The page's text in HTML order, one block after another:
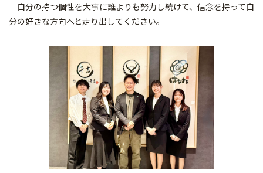
自分の持つ個性を大事に誰よりも努力し続けて、信念を持って自
分の好きな方向へと走り出してください。